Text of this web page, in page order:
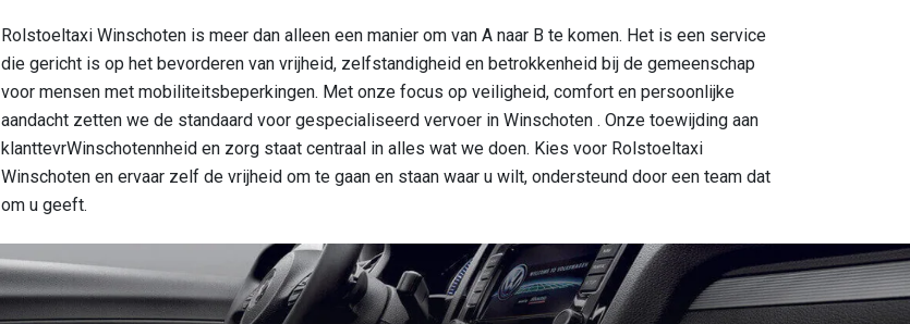
Rolstoeltaxi Winschoten is meer dan alleen een manier om van A naar B te komen. Het is een service
die gericht is op het bevorderen van vrijheid, zelfstandigheid en betrokkenheid bij de gemeenschap
voor mensen met mobiliteitsbeperkingen. Met onze focus op veiligheid, comfort en persoonlijke
aandacht zetten we de standaard voor gespecialiseerd vervoer in Winschoten . Onze toewijding aan
klanttevrWinschotennheid en zorg staat centraal in alles wat we doen. Kies voor Rolstoeltaxi
Winschoten en ervaar zelf de vrijheid om te gaan en staan waar u wilt, ondersteund door een team dat
om u geeft.